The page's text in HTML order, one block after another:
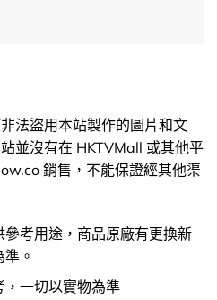
法盜用本站製作的圖片和文
並沒有在 HKTVMall 或其他平
銷售，不能保證經其他渠
考用途，商品原廠有更換新
。
一切以實物為準